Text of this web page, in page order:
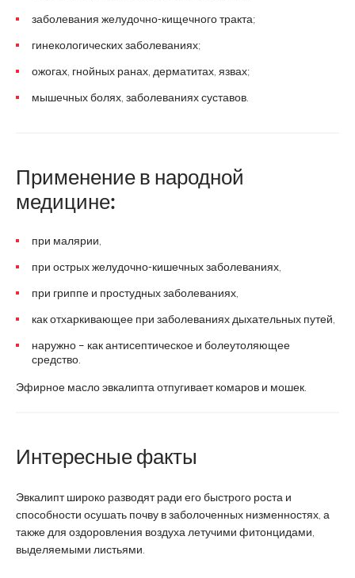
заболевания желудочно-кищечного тракта;
гинекологических заболеваниях;
ожогах, гнойных ранах, дерматитах, язвах;
мышечных болях, заболеваниях суставов.
Применение в народной
медицине:
при малярии,
при острых желудочно-кишечных заболеваниях,
при гриппе и простудных заболеваниях,
как отхаркивающее при заболеваниях дыхательных путей,
наружно – как антисептическое и болеутоляющее
средство.
Эфирное масло эвкалипта отпугивает комаров и мошек.
Интересные факты
Эвкалипт широко разводят ради его быстрого роста и
способности осушать почву в заболоченных низменностях, а
также для оздоровления воздуха летучими фитонцидами,
выделяемыми листьями.